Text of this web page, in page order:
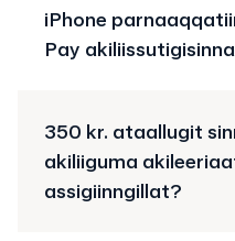
iPhone
Pay
350 kr. ataallugit
akiliiguma
assigiinngillat?